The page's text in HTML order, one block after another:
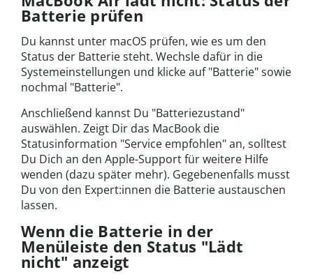
Batterie prüfen
Du kannst unter macOS prüfen, wie es um den
Status der Batterie steht. Wechsle dafür in die
Systemeinstellungen und klicke auf "Batterie" sowie
nochmal "Batterie".
Anschließend kannst Du "Batteriezustand"
auswählen. Zeigt Dir das MacBook die
Statusinformation "Service empfohlen" an, solltest
Du Dich an den Apple-Support für weitere Hilfe
wenden (dazu später mehr). Gegebenenfalls musst
Du von den Expert:innen die Batterie austauschen
lassen.
Wenn die Batterie in der
Menüleiste den Status "Lädt
nicht" anzeigt